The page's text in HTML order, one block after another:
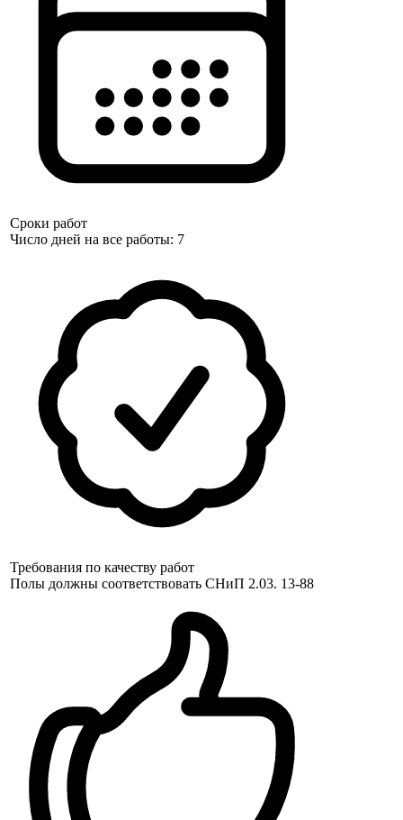
Сроки работ
Число дней на все работы: 7
Требования по качеству работ
Полы должны соответствовать СНиП 2.03. 13-88